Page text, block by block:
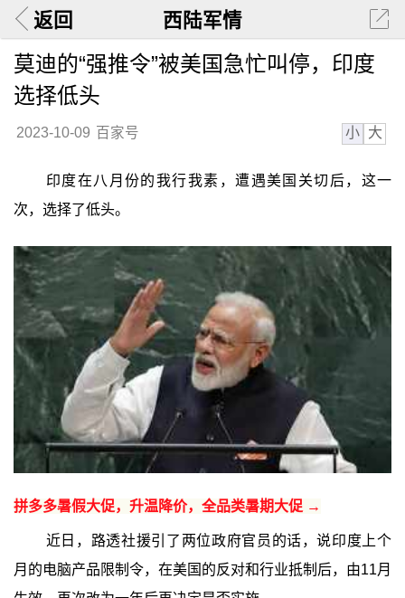
返回 西陆军情
莫迪的“强推令”被美国急忙叫停，印度
选择低头
2023-10-09 百家号 小 大
印度在八月份的我行我素，遭遇美国关切后，这一
次，选择了低头。
拼多多暑假大促，升温降价，全品类暑期大促 →
近日，路透社援引了两位政府官员的话，说印度上个
月的电脑产品限制令，在美国的反对和行业抵制后，由11月